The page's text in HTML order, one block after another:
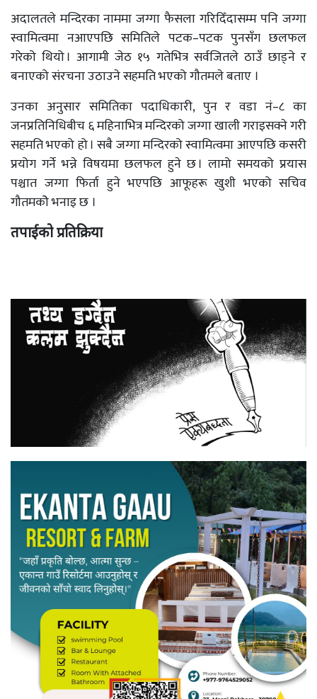
अदालतले मन्दिरका नाममा जग्गा फैसला गरिदिँदासम्म पनि जग्गा
स्वामित्वमा नआएपछि समितिले पटक–पटक पुनसँग छलफल
गरेको थियो । आगामी जेठ १५ गतेभित्र सर्वजितले ठाउँ छाड्ने र
बनाएको संरचना उठाउने सहमति भएको गौतमले बताए ।
उनका अनुसार समितिका पदाधिकारी, पुन र वडा नं–८ का
जनप्रतिनिधिबीच ६ महिनाभित्र मन्दिरको जग्गा खाली गराइसक्ने गरी
सहमति भएको हो । सबै जग्गा मन्दिरको स्वामित्वमा आएपछि कसरी
प्रयोग गर्ने भन्ने विषयमा छलफल हुने छ । लामो समयको प्रयास
पश्चात जग्गा फिर्ता हुने भएपछि आफूहरू खुशी भएको सचिव
गौतमकोे भनाइ छ ।
तपाईको प्रतिक्रिया